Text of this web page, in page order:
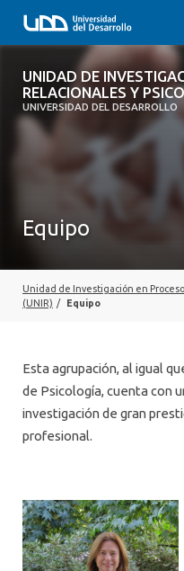
UNIDAD DE
RELACIONALES Y
UNIVERSIDAD DEL DESARROLLO
UNIDAD DE
PROCESOS
PSICOTERAPÉUTICOS
EQUIPO
Equipo
Unidad de Investigación en
(UNIR) / Equipo
Esta agrupación, al igual
de Psicología, cuenta con
investigación de gran
profesional.